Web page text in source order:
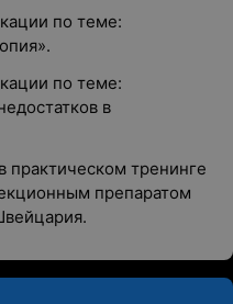
по теме:
по теме:
в
практическом тренинге
препаратом